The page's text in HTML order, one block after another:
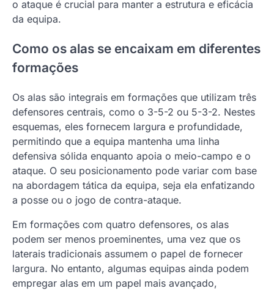
o ataque é crucial para manter a estrutura e eficácia
da equipa.
Como os alas se encaixam em diferentes
formações
Os alas são integrais em formações que utilizam três
defensores centrais, como o 3-5-2 ou 5-3-2. Nestes
esquemas, eles fornecem largura e profundidade,
permitindo que a equipa mantenha uma linha
defensiva sólida enquanto apoia o meio-campo e o
ataque. O seu posicionamento pode variar com base
na abordagem tática da equipa, seja ela enfatizando
a posse ou o jogo de contra-ataque.
Em formações com quatro defensores, os alas
podem ser menos proeminentes, uma vez que os
laterais tradicionais assumem o papel de fornecer
largura. No entanto, algumas equipas ainda podem
empregar alas em um papel mais avançado,